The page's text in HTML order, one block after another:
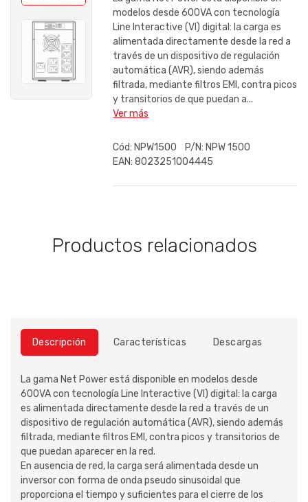
modelos desde 600VA con tecnología
Line Interactive (VI) digital: la carga es
alimentada directamente desde la red a
través de un dispositivo de regulación
automática (AVR), siendo además
filtrada, mediante filtros EMI, contra picos
y transitorios de que puedan a...
Ver más
Cód: NPW1500 P/N: NPW 1500
EAN: 8023251004445
Productos relacionados
Descripción Características Descargas
La gama Net Power está disponible en modelos desde
600VA con tecnología Line Interactive (VI) digital: la carga
es alimentada directamente desde la red a través de un
dispositivo de regulación automática (AVR), siendo además
filtrada, mediante filtros EMI, contra picos y transitorios de
que puedan aparecer en la red.
En ausencia de red, la carga será alimentada desde un
inversor con forma de onda pseudo sinusoidal que
proporciona el tiempo y suficientes para el cierre de los